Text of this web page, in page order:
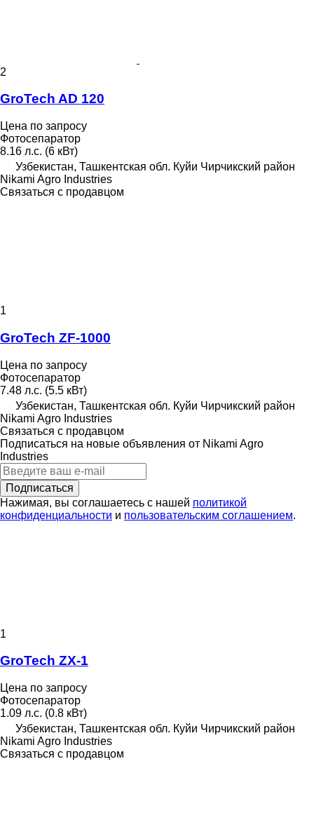
2
GroTech AD 120
Цена по запросу
Фотосепаратор
8.16 л.с. (6 кВт)
Узбекистан, Ташкентская обл. Куйи Чирчикский район
Nikami Agro Industries
Связаться с продавцом
1
GroTech ZF-1000
Цена по запросу
Фотосепаратор
7.48 л.с. (5.5 кВт)
Узбекистан, Ташкентская обл. Куйи Чирчикский район
Nikami Agro Industries
Связаться с продавцом
Подписаться на новые объявления от Nikami Agro
Industries
Подписаться
Нажимая, вы соглашаетесь с нашей политикой
конфиденциальности и пользовательским соглашением.
1
GroTech ZX-1
Цена по запросу
Фотосепаратор
1.09 л.с. (0.8 кВт)
Узбекистан, Ташкентская обл. Куйи Чирчикский район
Nikami Agro Industries
Связаться с продавцом